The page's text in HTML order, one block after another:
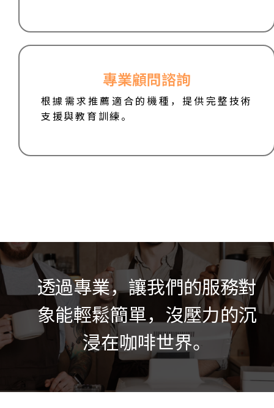
專業顧問諮詢
根據需求推薦適合的機種，提供完整技術
支援與教育訓練。
透過專業，讓我們的服務對
象能輕鬆簡單， 沒壓力的沉
浸在咖啡世界。